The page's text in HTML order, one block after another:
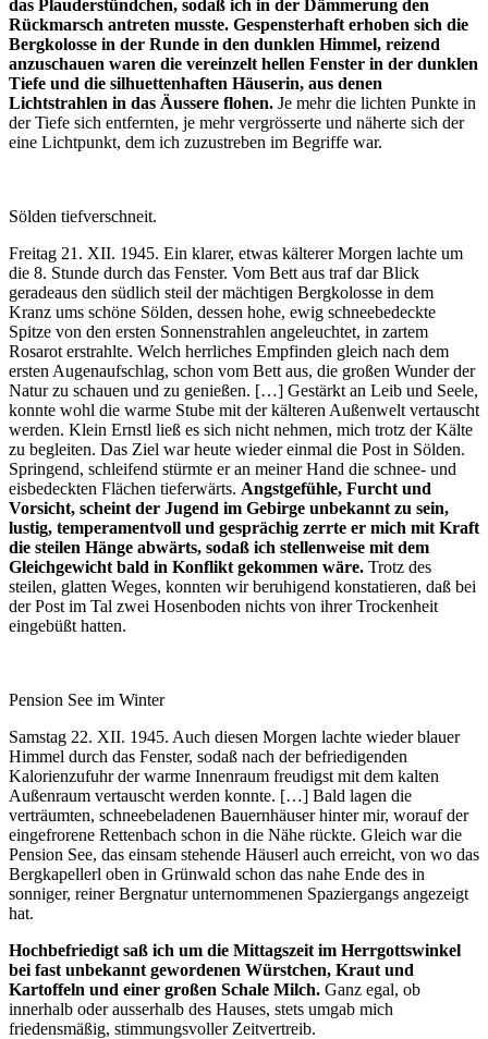
das Plauderstündchen, sodaß ich in der Dämmerung den
Rückmarsch antreten musste. Gespensterhaft erhoben sich die
Bergkolosse in der Runde in den dunklen Himmel, reizend
anzuschauen waren die vereinzelt hellen Fenster in der dunklen
Tiefe und die silhuettenhaften Häuserin, aus denen
Lichtstrahlen in das Äussere flohen. Je mehr die lichten Punkte in
der Tiefe sich entfernten, je mehr vergrösserte und näherte sich der
eine Lichtpunkt, dem ich zuzustreben im Begriffe war.
Sölden tiefverschneit.
Freitag 21. XII. 1945. Ein klarer, etwas kälterer Morgen lachte um
die 8. Stunde durch das Fenster. Vom Bett aus traf dar Blick
geradeaus den südlich steil der mächtigen Bergkolosse in dem
Kranz ums schöne Sölden, dessen hohe, ewig schneebedeckte
Spitze von den ersten Sonnenstrahlen angeleuchtet, in zartem
Rosarot erstrahlte. Welch herrliches Empfinden gleich nach dem
ersten Augenaufschlag, schon vom Bett aus, die großen Wunder der
Natur zu schauen und zu genießen. […] Gestärkt an Leib und Seele,
konnte wohl die warme Stube mit der kälteren Außenwelt vertauscht
werden. Klein Ernstl ließ es sich nicht nehmen, mich trotz der Kälte
zu begleiten. Das Ziel war heute wieder einmal die Post in Sölden.
Springend, schleifend stürmte er an meiner Hand die schnee- und
eisbedeckten Flächen tieferwärts. Angstgefühle, Furcht und
Vorsicht, scheint der Jugend im Gebirge unbekannt zu sein,
lustig, temperamentvoll und gesprächig zerrte er mich mit Kraft
die steilen Hänge abwärts, sodaß ich stellenweise mit dem
Gleichgewicht bald in Konflikt gekommen wäre. Trotz des
steilen, glatten Weges, konnten wir beruhigend konstatieren, daß bei
der Post im Tal zwei Hosenboden nichts von ihrer Trockenheit
eingebüßt hatten.
Pension See im Winter
Samstag 22. XII. 1945. Auch diesen Morgen lachte wieder blauer
Himmel durch das Fenster, sodaß nach der befriedigenden
Kalorienzufuhr der warme Innenraum freudigst mit dem kalten
Außenraum vertauscht werden konnte. […] Bald lagen die
verträumten, schneebeladenen Bauernhäuser hinter mir, worauf der
eingefrorene Rettenbach schon in die Nähe rückte. Gleich war die
Pension See, das einsam stehende Häuserl auch erreicht, von wo das
Bergkapellerl oben in Grünwald schon das nahe Ende des in
sonniger, reiner Bergnatur unternommenen Spaziergangs angezeigt
hat.
Hochbefriedigt saß ich um die Mittagszeit im Herrgottswinkel
bei fast unbekannt gewordenen Würstchen, Kraut und
Kartoffeln und einer großen Schale Milch. Ganz egal, ob
innerhalb oder ausserhalb des Hauses, stets umgab mich
friedensmäßig, stimmungsvoller Zeitvertreib.